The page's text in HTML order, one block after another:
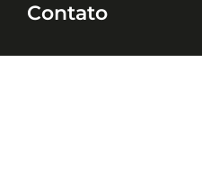
Contato